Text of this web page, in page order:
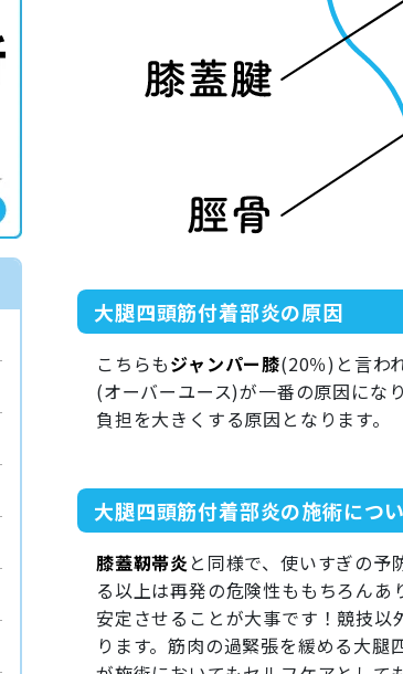
大腿四頭筋付着部炎の原因
こちらもジャンパー膝(20％)と言わ
(オーバーユース)が一番の原因にな
負担を大きくする原因となります。
大腿四頭筋付着部炎の施術につ
膝蓋靭帯炎と同様で、使いすぎの予
る以上は再発の危険性ももちろんあ
安定させることが大事です！競技以
ります。筋肉の過緊張を緩める大